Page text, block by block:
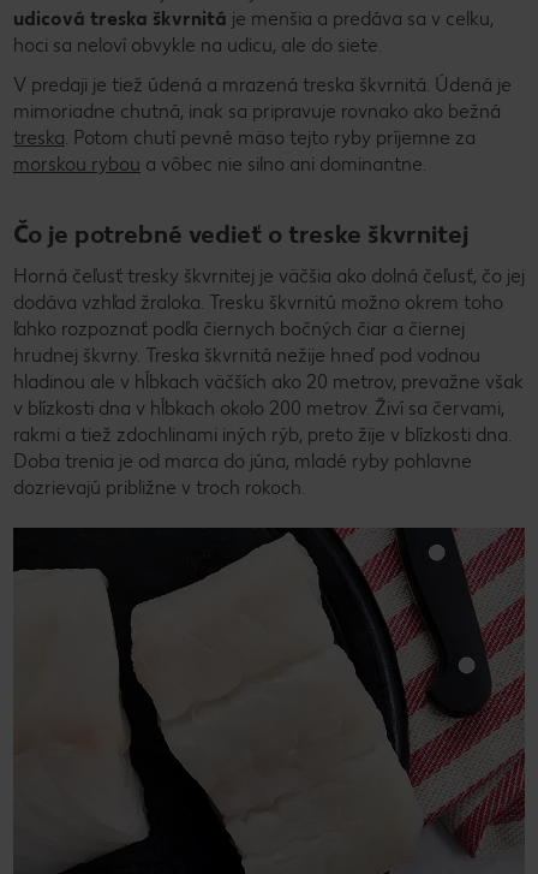
udicová treska škvrnitá je menšia a predáva sa v celku,
hoci sa neloví obvykle na udicu, ale do siete.
V predaji je tiež údená a mrazená treska škvrnitá. Údená je
mimoriadne chutná, inak sa pripravuje rovnako ako bežná
treska. Potom chutí pevné mäso tejto ryby príjemne za
morskou rybou a vôbec nie silno ani dominantne.
Čo je potrebné vedieť o treske škvrnitej
Horná čeľusť tresky škvrnitej je väčšia ako dolná čeľusť, čo jej
dodáva vzhľad žraloka. Tresku škvrnitú možno okrem toho
ľahko rozpoznať podľa čiernych bočných čiar a čiernej
hrudnej škvrny. Treska škvrnitá nežije hneď pod vodnou
hladinou ale v hĺbkach väčších ako 20 metrov, prevažne však
v blízkosti dna v hĺbkach okolo 200 metrov. Živí sa červami,
rakmi a tiež zdochlinami iných rýb, preto žije v blízkosti dna.
Doba trenia je od marca do júna, mladé ryby pohlavne
dozrievajú približne v troch rokoch.